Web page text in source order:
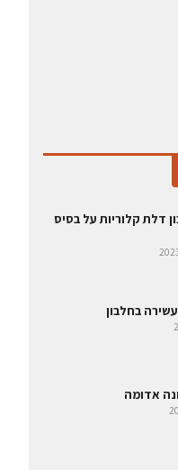
דלת קלוריות על בסיס
בחלבון
אדומה